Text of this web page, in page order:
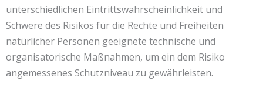
unterschiedlichen Eintrittswahrscheinlichkeit und
Schwere des Risikos für die Rechte und Freiheiten
natürlicher Personen geeignete technische und
organisatorische Maßnahmen, um ein dem Risiko
angemessenes Schutzniveau zu gewährleisten.